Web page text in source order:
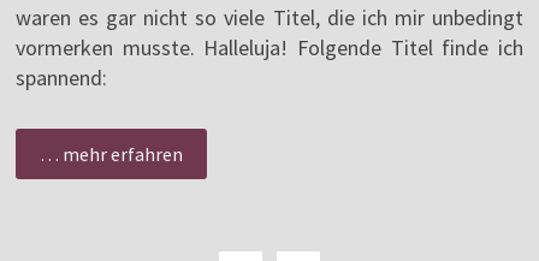
waren es gar nicht so viele Titel, die ich mir unbedingt
vormerken musste. Halleluja! Folgende Titel finde ich
spannend:
… mehr erfahren